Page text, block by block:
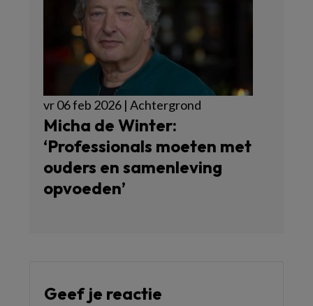
vr 06 feb 2026 | Achtergrond
Micha de Winter:
‘Professionals moeten met
ouders en samenleving
opvoeden’
Geef je reactie